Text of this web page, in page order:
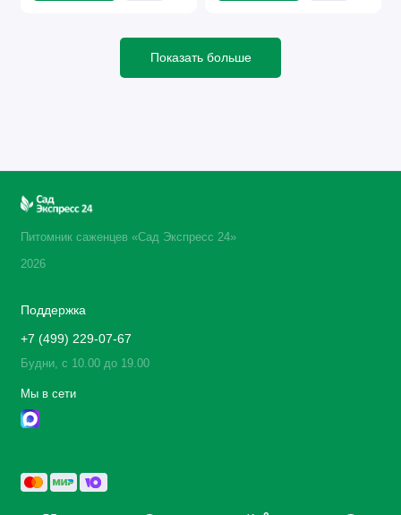
Показать больше
Питомник саженцев «Сад Экспресс 24»
2026
Поддержка
+7 (499) 229-07-67
Будни, с 10.00 до 19.00
Мы в сети